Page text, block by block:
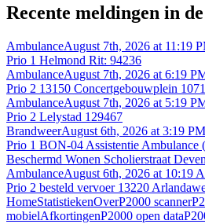
Recente meldingen in
AmbulanceAugust 7th, 2026 at 11:19
Prio 1 Helmond Rit: 94236
AmbulanceAugust 7th, 2026 at 6:19
Prio 2 13150 Concertgebouwplein
AmbulanceAugust 7th, 2026 at 5:19
Prio 2 Lelystad 129467
BrandweerAugust 6th, 2026 at 3:19 PM
Prio 1 BON-04 Assistentie Ambulance
Beschermd Wonen Scholierstraat
AmbulanceAugust 6th, 2026 at 10:19
Prio 2 besteld vervoer 13220
HomeStatistiekenOverP2000 scanner
mobielAfkortingenP2000 open data